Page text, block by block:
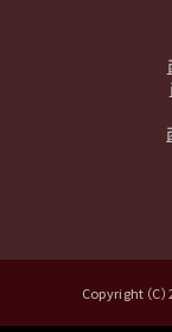
Copyright（C